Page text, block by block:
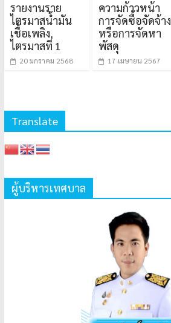
รายงานราย
ไตรมาสน้ำมัน
เชื้อเพลิง
ไตรมาสที่ 1
20 มกราคม 2568
ความก้าวหน้า
การจัดซื้อจัดจ้าง
หรือการจัดหา
พัสดุ
17 เมษายน 2567
Translate
ผู้บริหารเทศบาล